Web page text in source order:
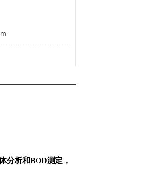
分析和BOD测定，